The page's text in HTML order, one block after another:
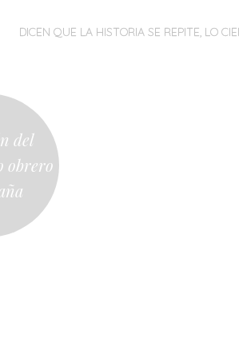
MENÚ
DICEN QUE LA HISTORIA SE REPITE, LO
del
obrero